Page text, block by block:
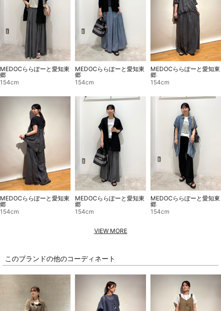
MEDOCららぽーと愛知東
郷
154cm
MEDOCららぽーと愛知東
郷
154cm
MEDOCららぽーと愛知東
郷
154cm
MEDOCららぽーと愛知東
郷
154cm
MEDOCららぽーと愛知東
郷
154cm
MEDOCららぽーと愛知東
郷
154cm
VIEW MORE
このブランドの他のコーディネート